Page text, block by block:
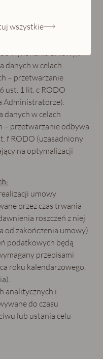
danych:
partnerskiej –
się na podstawie art. 6
wykonania umowy).
danych w celach
– przetwarzanie
ust. 1 lit. c RODO
Administratorze).
danych w celach
– przetwarzanie odbywa
f RODO (uzasadniony
na optymalizacji
umowy
przez czas trwania
roszczeń z niej
od zakończenia umowy).
podatkowych będą
przepisami
roku kalendarzowego,
analitycznych i
do czasu
lub ustania celu
wszystkie